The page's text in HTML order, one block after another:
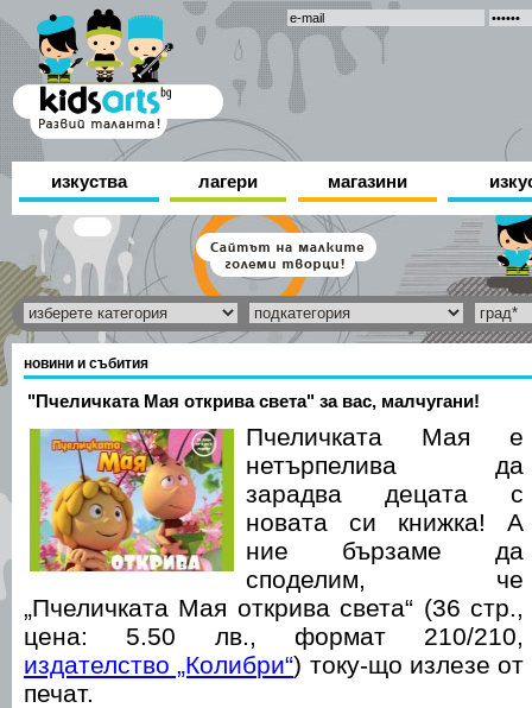
изкуства лагери магазини
новини и събития
"Пчеличката Мая открива света" за вас, малчугани!
Пчеличката Мая е
нетърпелива да
зарадва децата с
новата си книжка! А
ние бързаме да
споделим, че
„Пчеличката Мая открива света“ (36 стр.,
цена: 5.50 лв., формат 210/210,
издателство „Колибри“) току-що излезе от
печат.